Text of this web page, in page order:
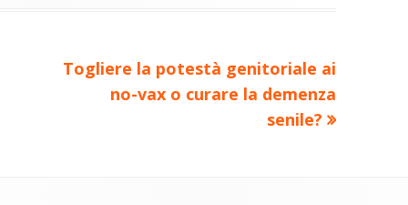
Nuovo
articolo:
Togliere la potestà genitoriale ai
no-vax o curare la demenza
senile?